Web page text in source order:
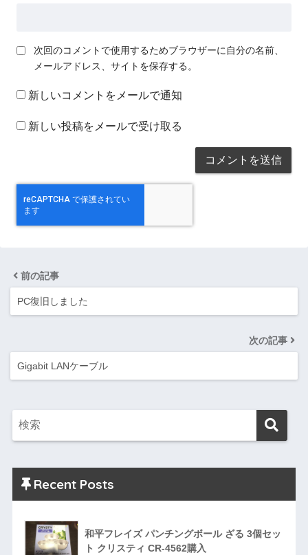
次回のコメントで使用するためブラウザーに自分の名前、
メールアドレス、サイトを保存する。
新しいコメントをメールで通知
新しい投稿をメールで受け取る
前の記事
PC復旧しました
次の記事
Gigabit LANケーブル
Recent Posts
和平フレイズ パンチングボール ざる 3個セッ
ト クリスティ CR-4562購入